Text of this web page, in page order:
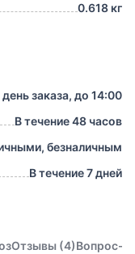
0.618 кг
день заказа, до 14:00
В течение 48 часов
безналичным
В течение 7 дней
Отзывы (4)Вопрос-